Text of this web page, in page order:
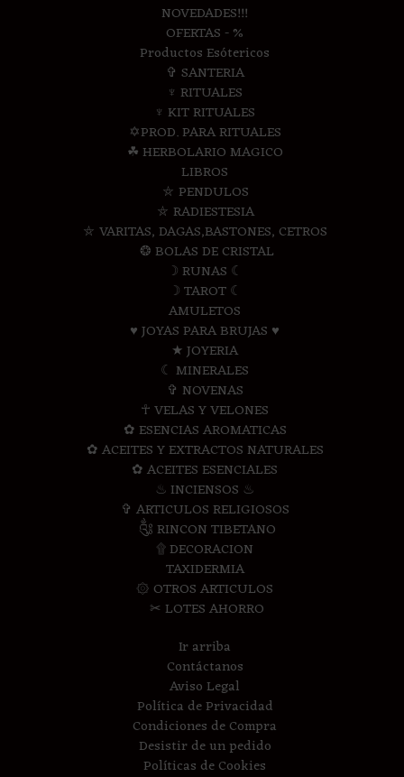
NOVEDADES!!!
OFERTAS - %
Productos Esótericos
✞ SANTERIA
♆ RITUALES
♆ KIT RITUALES
✡PROD. PARA RITUALES
☘ HERBOLARIO MAGICO
LIBROS
⛤ PENDULOS
⛤ RADIESTESIA
⛤ VARITAS, DAGAS,BASTONES, CETROS
❂ BOLAS DE CRISTAL
☽ RUNAS ☾
☽ TAROT ☾
AMULETOS
♥ JOYAS PARA BRUJAS ♥
★ JOYERIA
☾ MINERALES
✞ NOVENAS
☥ VELAS Y VELONES
✿ ESENCIAS AROMATICAS
✿ ACEITES Y EXTRACTOS NATURALES
✿ ACEITES ESENCIALES
♨ INCIENSOS ♨
✞ ARTICULOS RELIGIOSOS
༃ RINCON TIBETANO
۩ DECORACION
TAXIDERMIA
۞ OTROS ARTICULOS
✂ LOTES AHORRO
Ir arriba
Contáctanos
Aviso Legal
Política de Privacidad
Condiciones de Compra
Desistir de un pedido
Políticas de Cookies